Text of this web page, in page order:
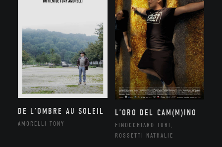
DE L’OMBRE AU SOLEIL
AMORELLI TONY
L’ORO DEL CAM(M)INO
FINOCCHIARO TURI,
ROSSETTI NATHALIE